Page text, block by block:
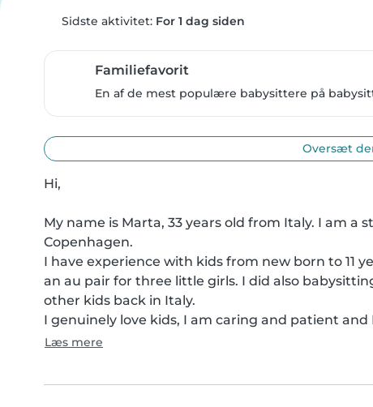
Sidste aktivitet: For 1 dag siden
Familiefavorit
En af de mest populære babysittere på
Oversæt
Hi,
My name is Marta, 33 years old from Italy. I am
Copenhagen.
I have experience with kids from new born to 11
an au pair for three little girls. I did also
other kids back in Italy.
I genuinely love kids, I am caring and patient and
Læs mere